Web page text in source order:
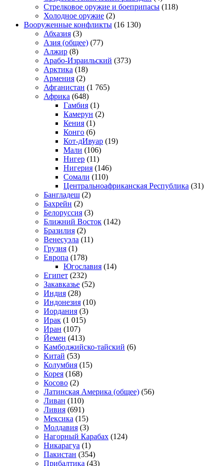
Стрелковое оружие и боеприпасы (118)
Холодное оружие (2)
Вооруженные конфликты (16 130)
Абхазия (3)
Азия (общее) (77)
Алжир (8)
Арабо-Израильский (373)
Арктика (18)
Армения (2)
Афганистан (1 765)
Африка (648)
Гамбия (1)
Камерун (2)
Кения (1)
Конго (6)
Кот-дИвуар (19)
Мали (106)
Нигер (11)
Нигерия (146)
Сомали (110)
Центральноафриканская Республика (31)
Бангладеш (2)
Бахрейн (2)
Белоруссия (3)
Ближний Восток (142)
Бразилия (2)
Венесуэла (11)
Грузия (1)
Европа (178)
Югославия (14)
Египет (232)
Закавказье (52)
Индия (28)
Индонезия (10)
Иордания (3)
Ирак (1 015)
Иран (107)
Йемен (413)
Камбоджийско-тайский (6)
Китай (53)
Колумбия (15)
Корея (168)
Косово (2)
Латинская Америка (общее) (56)
Ливан (110)
Ливия (691)
Мексика (15)
Молдавия (3)
Нагорный Карабах (124)
Никарагуа (1)
Пакистан (354)
Прибалтика (43)